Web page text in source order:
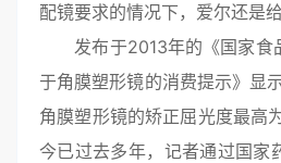
配镜要求的情况下，爱尔还是
发布于2013年的《国家食
于角膜塑形镜的消费提示》显
角膜塑形镜的矫正屈光度最高
今已过去多年，记者通过国家